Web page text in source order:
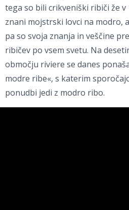
tega so bili crikveniški ribiči že
znani mojstrski lovci na modro,
pa so svoja znanja in veščine
ribičev po vsem svetu. Na
območju riviere se danes
modre ribe«, s katerim
ponudbi jedi z modro ribo.